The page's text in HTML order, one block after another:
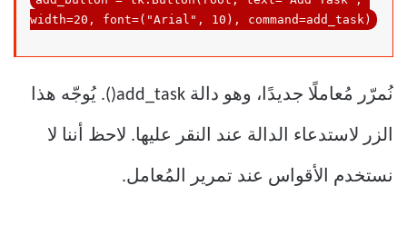
width=20, font=( "Arial" , 10), command=add_task)
نُمرّر مُعاملًا جديدًا، وهو دالة add_task(). يُوجّه هذا
الزر لاستدعاء الدالة عند النقر عليها. لاحظ أننا لا
نستخدم الأقواس عند تمرير المُعامل.